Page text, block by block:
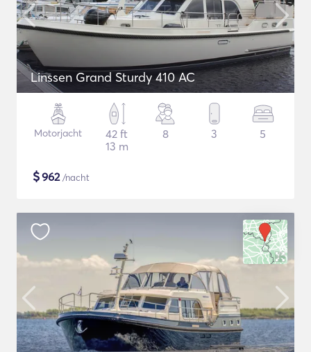
Linssen Grand Sturdy 410 AC
Motorjacht
42 ft
13 m
8 3 5
$962/nacht